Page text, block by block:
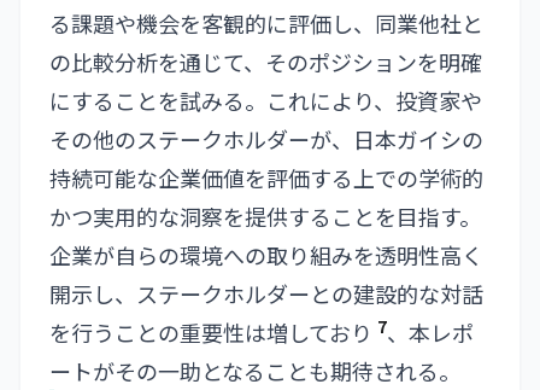
る課題や機会を客観的に評価し、同業他社と
の比較分析を通じて、そのポジションを明確
にすることを試みる。これにより、投資家や
その他のステークホルダーが、日本ガイシの
持続可能な企業価値を評価する上での学術的
かつ実用的な洞察を提供することを目指す。
企業が自らの環境への取り組みを透明性高く
開示し、ステークホルダーとの建設的な対話
を行うことの重要性は増しており 7、本レポ
ートがその一助となることも期待される。